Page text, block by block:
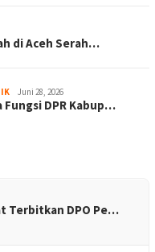
di Aceh Serah…
Juni 28, 2026
Fungsi DPR Kabup…
Terbitkan DPO Pe…